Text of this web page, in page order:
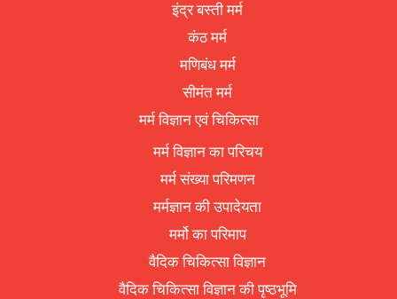
इंद्र बस्ती मर्म
कंठ मर्म
मणिबंध मर्म
सीमंत मर्म
मर्म विज्ञान एवं चिकित्सा
मर्म विज्ञान का परिचय
मर्म संख्या परिमणन
मर्मज्ञान की उपादेयता
मर्मो का परिमाप
वैदिक चिकित्सा विज्ञान
वैदिक चिकित्सा विज्ञान की पृष्ठभूमि